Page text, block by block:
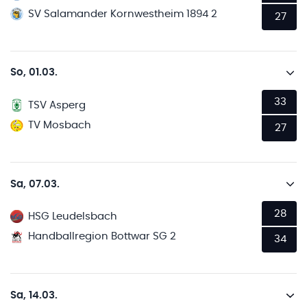
SV Salamander Kornwestheim 1894 2
27
So, 01.03.
TSV Asperg
TV Mosbach
33
27
Sa, 07.03.
HSG Leudelsbach
Handballregion Bottwar SG 2
28
34
Sa, 14.03.